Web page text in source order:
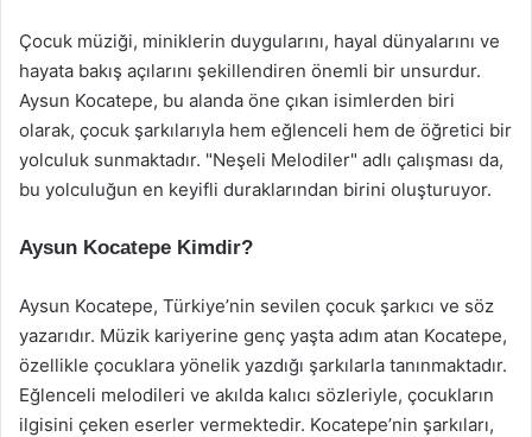
Çocuk müziği, miniklerin duygularını, hayal dünyalarını ve
hayata bakış açılarını şekillendiren önemli bir unsurdur.
Aysun Kocatepe, bu alanda öne çıkan isimlerden biri
olarak, çocuk şarkılarıyla hem eğlenceli hem de öğretici bir
yolculuk sunmaktadır. "Neşeli Melodiler" adlı çalışması da,
bu yolculuğun en keyifli duraklarından birini oluşturuyor.
Aysun Kocatepe Kimdir?
Aysun Kocatepe, Türkiye’nin sevilen çocuk şarkıcı ve söz
yazarıdır. Müzik kariyerine genç yaşta adım atan Kocatepe,
özellikle çocuklara yönelik yazdığı şarkılarla tanınmaktadır.
Eğlenceli melodileri ve akılda kalıcı sözleriyle, çocukların
ilgisini çeken eserler vermektedir. Kocatepe’nin şarkıları,